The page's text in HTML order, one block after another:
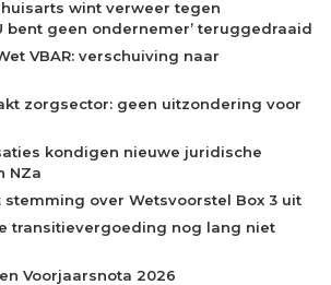
wint verweer tegen
bent geen ondernemer’ teruggedraaid
VBAR: verschuiving naar
zorgsector: geen uitzondering voor
kondigen nieuwe juridische
NZa
stemming over Wetsvoorstel Box 3 uit
transitievergoeding nog lang niet
Voorjaarsnota 2026